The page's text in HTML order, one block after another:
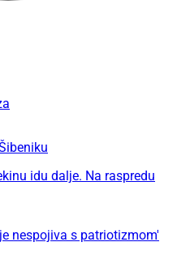
idu dalje. Na raspredu
nespojiva s patriotizmom'